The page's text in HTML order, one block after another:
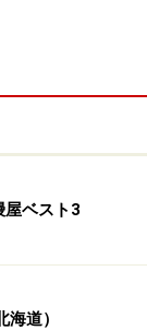
屋ベスト3
道）